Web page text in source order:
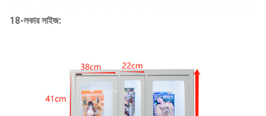
18-লকার সাইজ: